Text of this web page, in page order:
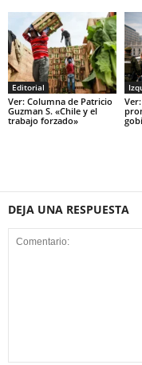
Editorial
Ver: Columna de Patricio
Guzman S. «Chile y el
trabajo forzado»
DEJA UNA RESPUESTA